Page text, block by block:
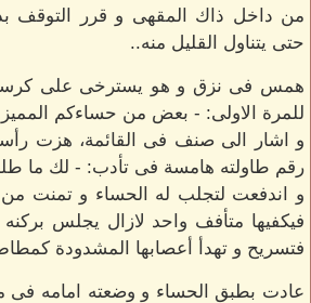
من داخل ذاك المقهى و قرر التوقف
حتى يتناول القليل منه..
همس فى نزق و هو يسترخى على كرسيه
للمرة الاولى: - بعض من حساءكم
و اشار الى صنف فى القائمة، هزت
رقم طاولته هامسة فى تأدب: - لك ما
و اندفعت لتجلب له الحساء و تمنت من
فيكفيها متأفف واحد لازال يجلس
فتسريح و تهدأ أعصابها المشدودة
عادت بطبق الحساء و وضعته امامه فى